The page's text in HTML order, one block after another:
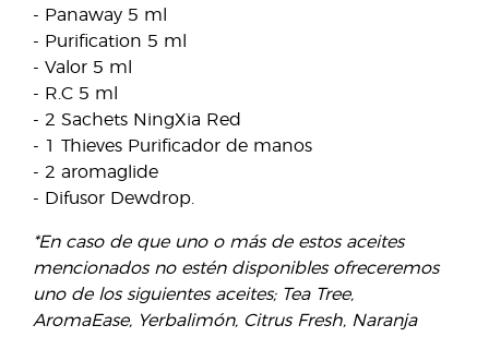
- Panaway 5 ml
- Purification 5 ml
- Valor 5 ml
- R.C 5 ml
- 2 Sachets NingXia Red
- 1 Thieves Purificador de manos
- 2 aromaglide
- Difusor Dewdrop.
*En caso de que uno o más de estos aceites
mencionados no estén disponibles ofreceremos
uno de los siguientes aceites; Tea Tree,
AromaEase, Yerbalimón, Citrus Fresh, Naranja